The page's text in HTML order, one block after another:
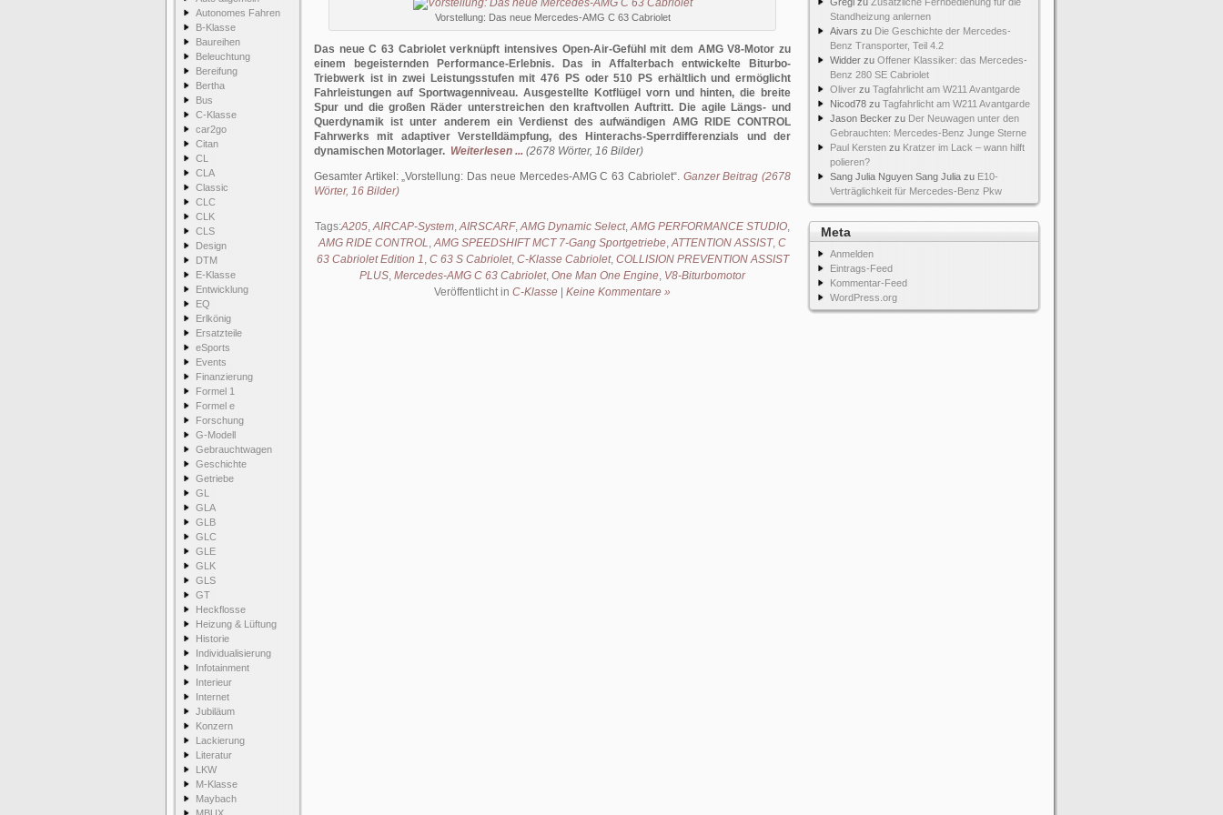
Autonomes Fahren
B-Klasse
Baureihen
Beleuchtung
Bereifung
Bertha
Bus
C-Klasse
car2go
Citan
CL
CLA
Classic
CLC
CLK
CLS
Design
DTM
E-Klasse
Entwicklung
EQ
Erlkönig
Ersatzteile
eSports
Events
Finanzierung
Formel 1
Formel e
Forschung
G-Modell
Gebrauchtwagen
Geschichte
Getriebe
GL
GLA
GLB
GLC
GLE
GLK
GLS
GT
Heckflosse
Heizung & Lüftung
Historie
Individualisierung
Infotainment
Interieur
Internet
Jubiläum
Konzern
Lackierung
Literatur
LKW
M-Klasse
Maybach
Standheizung anlernen
Aivars zu Die Geschichte der Mercedes-
Benz Transporter, Teil 4.2
Widder zu Offener Klassiker: das Mercedes-
Benz 280 SE Cabriolet
Oliver zu Tagfahrlicht am W211 Avantgarde
Nicod78 zu Tagfahrlicht am W211 Avantgarde
Jason Becker zu Der Neuwagen unter den
Gebrauchten: Mercedes-Benz Junge Sterne
Paul Kersten zu Kratzer im Lack – wann hilft
polieren?
Sang Julia Nguyen Sang Julia zu E10-
Verträglichkeit für Mercedes-Benz Pkw
Meta
Anmelden
Eintrags-Feed
Kommentar-Feed
WordPress.org
Vorstellung: Das neue Mercedes-AMG C 63 Cabriolet
Das neue C 63 Cabriolet verknüpft intensives Open-Air-Gefühl mit dem AMG V8-Motor zu
einem begeisternden Performance-Erlebnis. Das in Affalterbach entwickelte Biturbo-
Triebwerk ist in zwei Leistungsstufen mit 476 PS oder 510 PS erhältlich und ermöglicht
Fahrleistungen auf Sportwagenniveau. Ausgestellte Kotflügel vorn und hinten, die breite
Spur und die großen Räder unterstreichen den kraftvollen Auftritt. Die agile Längs- und
Querdynamik ist unter anderem ein Verdienst des aufwändigen AMG RIDE CONTROL
Fahrwerks mit adaptiver Verstelldämpfung, des Hinterachs-Sperrdifferenzials und der
dynamischen Motorlager. Weiterlesen ... (2678 Wörter, 16 Bilder)
Gesamter Artikel: Vorstellung: Das neue Mercedes-AMG C 63 Cabriolet . Ganzer Beitrag (2678
Wörter, 16 Bilder)
Tags:A205,AIRCAP-System,AIRSCARF,AMG Dynamic Select,AMG PERFORMANCE STUDIO,
AMG RIDE CONTROL,AMG SPEEDSHIFT MCT 7-Gang Sportgetriebe,ATTENTION ASSIST, C
63 Cabriolet Edition 1, C 63 S Cabriolet, C-Klasse Cabriolet, COLLISION PREVENTION ASSIST
PLUS, Mercedes-AMG C 63 Cabriolet, One Man One Engine, V8-Biturbomotor
Veröffentlicht in C-Klasse Keine Kommentare »